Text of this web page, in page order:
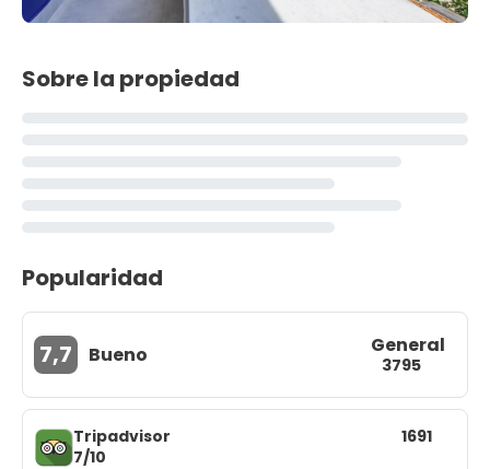
Sobre la propiedad
Popularidad
7,7 Bueno General
3795
Tripadvisor
7/10
1691